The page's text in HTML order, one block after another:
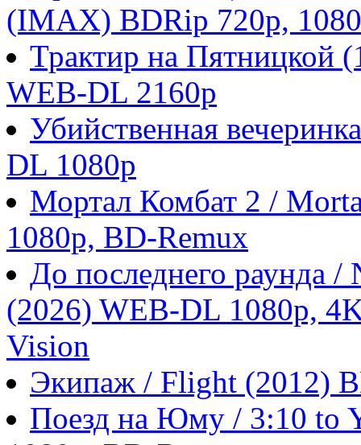
(IMAX) BDRip 720p,
Трактир на Пятницкой
WEB-DL 2160p
Убийственная
DL 1080p
Мортал Комбат 2 /
1080p, BD-Remux
До последнего раунда
(2026) WEB-DL 1080p,
Vision
Экипаж / Flight (2012)
Поезд на Юму / 3:10 to